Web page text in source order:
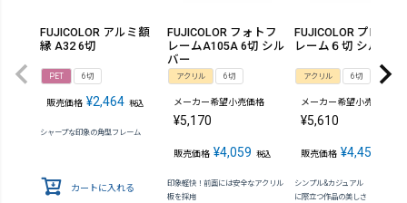
FUJICOLOR アルミ額
縁 A32 6切
PET 6切
販売価格 ¥2,464 税込
シャープな印象の角型フレーム
カートに入れる
FUJICOLOR フォトフ
レームA105A 6切 シル
バー
アクリル 6切
メーカー希望小売価格
¥5,170
販売価格 ¥4,059 税込
印象軽快！前面には安全なアクリル
板を採用
FUJICOLOR プロフ
レーム６切 シルバー
アクリル 6切
メーカー希望小売価格
¥5,610
販売価格 ¥4,455
シンプル&カジュアル あらゆる
に際立つ作品の美しさ